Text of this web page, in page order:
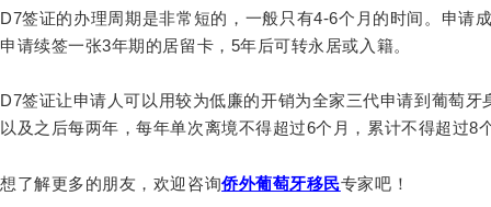
D7签证的办理周期是非常短的，一般只有4-6个月的时间。申请
申请续签一张3年期的居留卡， 5年后可转永居或入籍。
D7签证让申请人可以用较为低廉的开销为全家三代申请到葡萄牙
以及之后每两年，每年单次离境不得超过6个月，累计不得超过
想了解更多的朋友，欢迎咨询侨外葡萄牙移民专家吧！